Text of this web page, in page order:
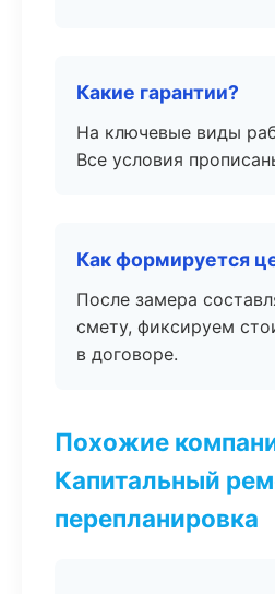
Какие гарантии?
На ключевые виды
Все условия
Как формируется
После замера
смету, фиксируем
в договоре.
Похожие
Капитальный
перепланировка